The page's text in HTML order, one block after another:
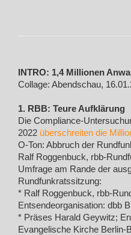
INTRO: 1,4 Millionen
Collage: Abendschau,
1. RBB: Teure Aufklärung
Die Compliance-
2022 überschreiten die
O-Ton: Abbruch der
Ralf Roggenbuck, rbb-
Umfrage am Rande der
Rundfunkratssitzung:
* Ralf Roggenbuck, rbb-
Entsendeorganisation: dbb
* Präses Harald Geywitz;
Evangelische Kirche Berlin-